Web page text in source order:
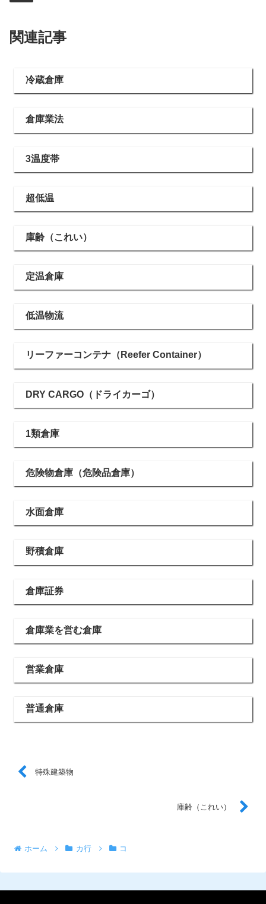
関連記事
冷蔵倉庫
倉庫業法
3温度帯
超低温
庫齢（これい）
定温倉庫
低温物流
リーファーコンテナ（Reefer Container）
DRY CARGO（ドライカーゴ）
1類倉庫
危険物倉庫（危険品倉庫）
水面倉庫
野積倉庫
倉庫証券
倉庫業を営む倉庫
営業倉庫
普通倉庫
特殊建築物
庫齢（これい）
ホーム カ行 コ